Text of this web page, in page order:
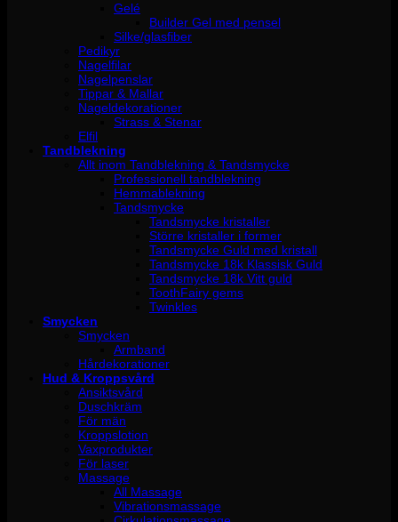
Gelé
Builder Gel med pensel
Silke/glasfiber
Pedikyr
Nagelfilar
Nagelpenslar
Tippar & Mallar
Nageldekorationer
Strass & Stenar
Elfil
Tandblekning
Allt inom Tandblekning & Tandsmycke
Professionell tandblekning
Hemmablekning
Tandsmycke
Tandsmycke kristaller
Större kristaller i former
Tandsmycke Guld med kristall
Tandsmycke 18k Klassisk Guld
Tandsmycke 18k Vitt guld
ToothFairy gems
Twinkles
Smycken
Smycken
Armband
Hårdekorationer
Hud & Kroppsvård
Ansiktsvård
Duschkräm
För män
Kroppslotion
Vaxprodukter
För laser
Massage
All Massage
Vibrationsmassage